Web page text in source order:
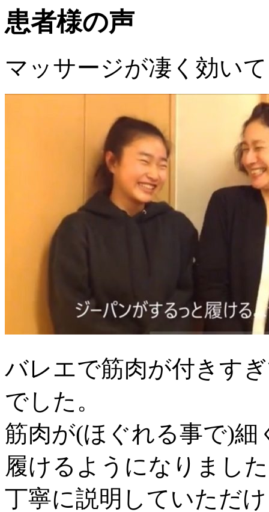
患者様の声
マッサージが凄く効い
バレエで筋肉が付きす
でした。
筋肉が(ほぐれる事で)
履けるようになりまし
丁寧に説明していただ